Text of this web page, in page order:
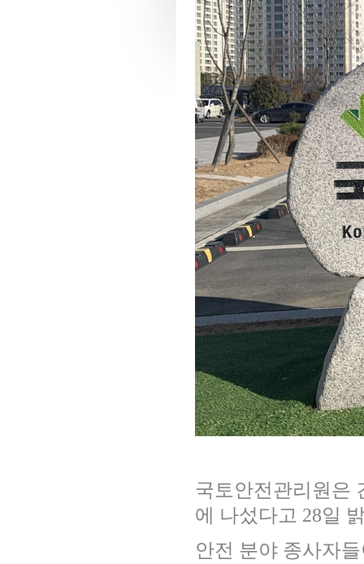
국토안전관리원은
에 나섰다고 28일
안전 분야 종사자